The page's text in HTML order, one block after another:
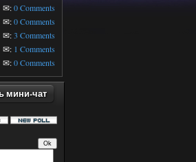
✉:0 Comments
✉:0 Comments
✉:3 Comments
✉: 1 Comments
✉:0 Comments
мини-чат